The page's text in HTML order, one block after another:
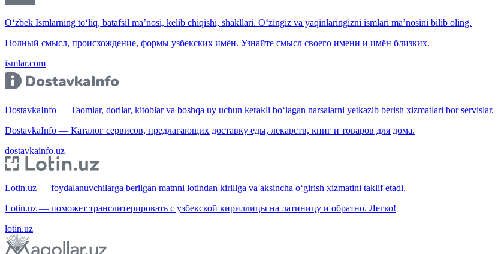
O‘zbek Ismlarning to‘liq, batafsil ma’nosi, kelib chiqishi, shakllari. O‘zingiz va yaqinlaringizni ismlari ma’nosini bilib oling.
Полный смысл, происхождение, формы узбекских имён. Узнайте смысл своего имени и имён близких.
ismlar.com
DostavkaInfo — Taomlar, dorilar, kitoblar va boshqa uy uchun kerakli bo‘lagan narsalarni yetkazib berish xizmatlari bor servislar.
DostavkaInfo — Каталог сервисов, предлагающих доставку еды, лекарств, книг и товаров для дома.
dostavkainfo.uz
Lotin.uz — foydalanuvchilarga berilgan matnni lotindan kirillga va aksincha o‘girish xizmatini taklif etadi.
Lotin.uz — поможет транслитерировать с узбекской кириллицы на латиницу и обратно. Легко!
lotin.uz